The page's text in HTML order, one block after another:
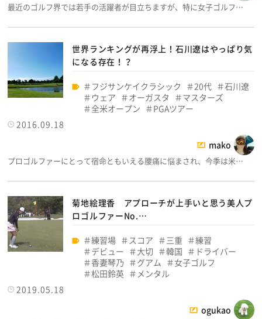
最近のゴルフ界では若手の活躍者が目立ちますが、特に女子ゴルフ…
世界ランキングが再浮上！石川遼はやっぱり気
になる存在！？
フジサンケイクラシック 20代
石川遼
ウェア
オーガスタ
マスターズ
全米オープン
PGAツアー
2016.09.18
mako
プロゴルファーにとって宿命ともいえる腰痛に悩まされ、今季は米…
菊地絵理香 アプローチが上手いと思う美人プ
ロゴルファーNo.…
練習場 スコア 三重
練習
デビュー
大切 韓国
ドライバー
香妻琴乃
グアム
女子ゴルフ
松田鈴英
メンタル
2019.05.18
ogukao